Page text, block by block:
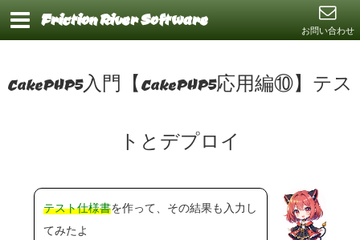
Friction River Software
お問い合わせ
CakePHP5入門【CakePHP5応用編⑩】テス
トとデプロイ
テスト仕様書を作って、その結果も入力し
てみたよ